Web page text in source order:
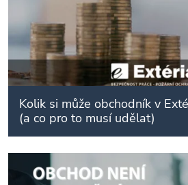
Kolik si může obchodník v
(a co pro to musí udělat)